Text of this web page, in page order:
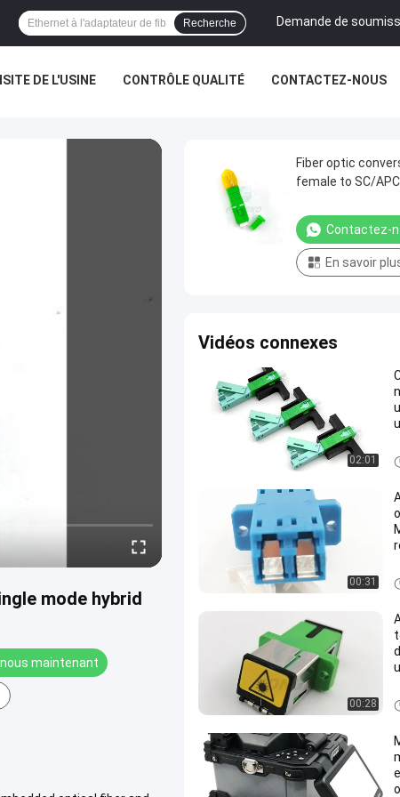
Demande de
Recherche
DE L'USINE CONTRÔLE QUALITÉ CONTACTEZ-NOUS
mode hybrid
maintenant
Fiber optic
female to SC/
Contactez-
En savoir
Vidéos connexes
02:01
00:31
00:28